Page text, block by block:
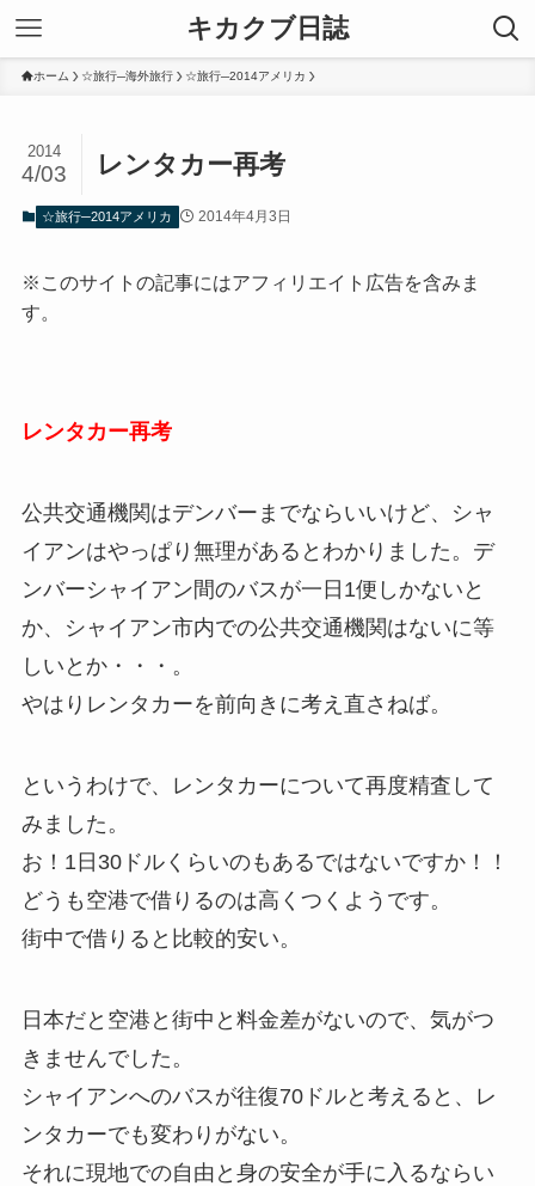
キカクブ日誌
ホーム ☆旅行─海外旅行 ☆旅行─2014アメリカ
レンタカー再考
2014
4/03
☆旅行─2014アメリカ 2014年4月3日
※このサイトの記事にはアフィリエイト広告を含みま
す。
レンタカー再考
公共交通機関はデンバーまでならいいけど、シャ
イアンはやっぱり無理があるとわかりました。デ
ンバーシャイアン間のバスが一日1便しかないと
か、シャイアン市内での公共交通機関はないに等
しいとか・・・。
やはりレンタカーを前向きに考え直さねば。
というわけで、レンタカーについて再度精査して
みました。
お！1日30ドルくらいのもあるではないですか！！
どうも空港で借りるのは高くつくようです。
街中で借りると比較的安い。
日本だと空港と街中と料金差がないので、気がつ
きませんでした。
シャイアンへのバスが往復70ドルと考えると、レ
ンタカーでも変わりがない。
それに現地での自由と身の安全が手に入るならい